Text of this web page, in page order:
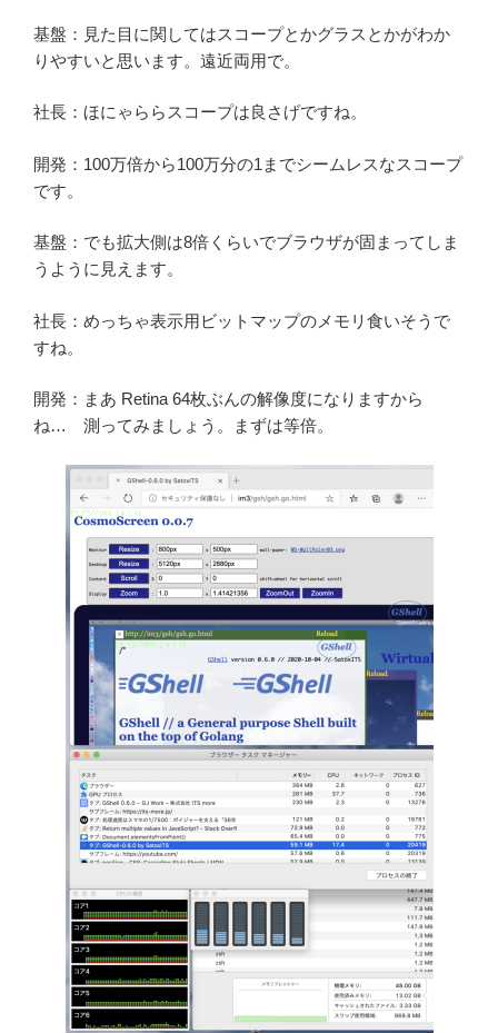
基盤：見た目に関してはスコープとかグラスとかがわか
りやすいと思います。遠近両用で。
社長：ほにゃららスコープは良さげですね。
開発：100万倍から100万分の1までシームレスなスコープ
です。
基盤：でも拡大側は8倍くらいでブラウザが固まってしま
うように見えます。
社長：めっちゃ表示用ビットマップのメモリ食いそうで
すね。
開発：まあ Retina 64枚ぶんの解像度になりますから
ね… 測ってみましょう。まずは等倍。